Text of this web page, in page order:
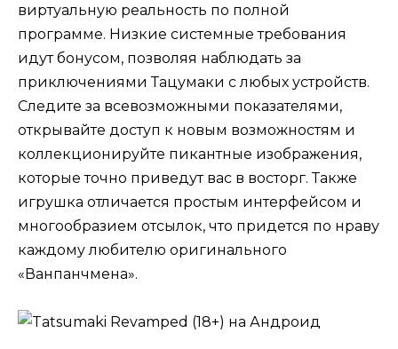
виртуальную реальность по полной
программе. Низкие системные требования
идут бонусом, позволяя наблюдать за
приключениями Тацумаки с любых устройств.
Следите за всевозможными показателями,
открывайте доступ к новым возможностям и
коллекционируйте пикантные изображения,
которые точно приведут вас в восторг. Также
игрушка отличается простым интерфейсом и
многообразием отсылок, что придется по нраву
каждому любителю оригинального
«Ванпанчмена».